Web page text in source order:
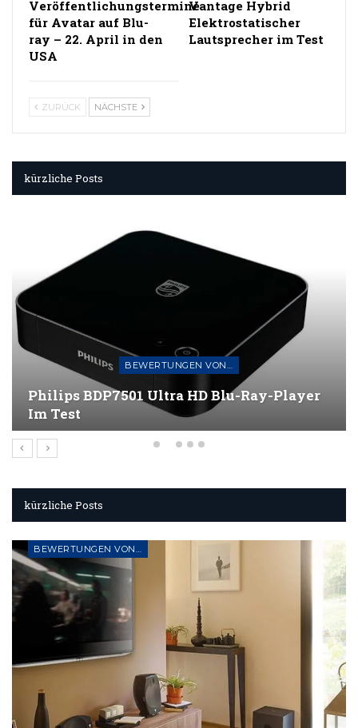
Veröffentlichungstermine
für Avatar auf Blu-
ray – 22. April in den
USA
Vantage Hybrid
Elektrostatischer
Lautsprecher im Test
ZURÜCK NÄCHSTE
kürzliche Posts
BEWERTUNGEN VON AUDIO- UND AV-GERÄTEN
Roku Smart Soundbar Und Kabelloser
Subwoofer Im Test
kürzliche Posts
BEWERTUNGEN VON AUDIO- UND AV-GERÄTEN